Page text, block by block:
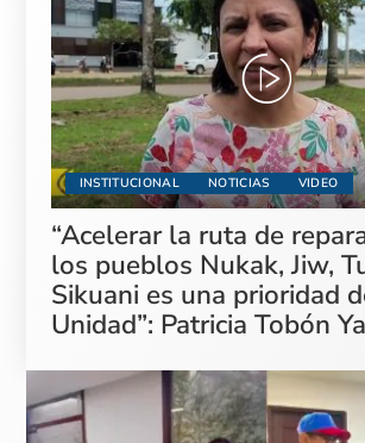
INSTITUCIONAL NOTICIAS VIDEO
“Acelerar la ruta de
los pueblos Nukak, Jiw,
Sikuani es una prioridad
Unidad”: Patricia Tobón